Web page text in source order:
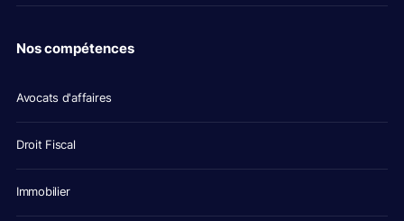
Nos compétences
Avocats d'affaires
Droit Fiscal
Immobilier